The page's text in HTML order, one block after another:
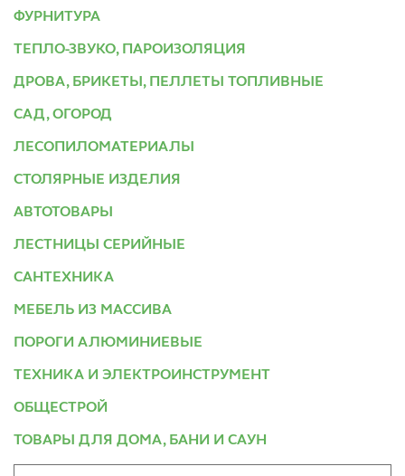
ФУРНИТУРА
ТЕПЛО-ЗВУКО, ПАРОИЗОЛЯЦИЯ
ДРОВА, БРИКЕТЫ, ПЕЛЛЕТЫ ТОПЛИВНЫЕ
САД, ОГОРОД
ЛЕСОПИЛОМАТЕРИАЛЫ
СТОЛЯРНЫЕ ИЗДЕЛИЯ
АВТОТОВАРЫ
ЛЕСТНИЦЫ СЕРИЙНЫЕ
САНТЕХНИКА
МЕБЕЛЬ ИЗ МАССИВА
ПОРОГИ АЛЮМИНИЕВЫЕ
ТЕХНИКА И ЭЛЕКТРОИНСТРУМЕНТ
ОБЩЕСТРОЙ
ТОВАРЫ ДЛЯ ДОМА, БАНИ И САУН